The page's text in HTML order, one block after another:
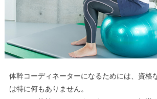
体幹コーディネーターになるためには、資格
は特に何もありません。